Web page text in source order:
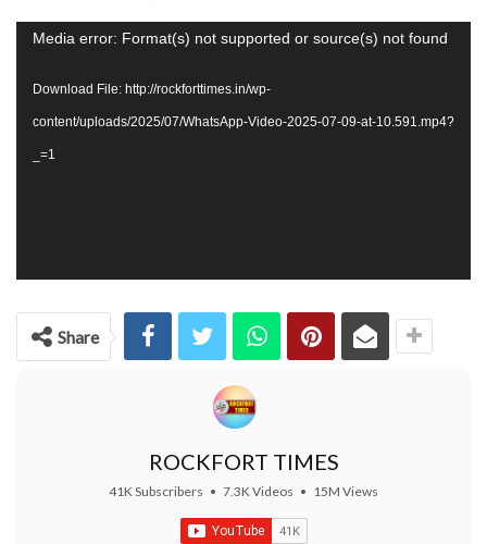
Video
Media error: Format(s) not supported or source(s) not found
Download File: http://rockforttimes.in/wp-
content/uploads/2025/07/WhatsApp-Video-2025-07-09-at-10.591.mp4?
_=1
Share
ROCKFORT TIMES
41K Subscribers • 7.3K Videos • 15M Views